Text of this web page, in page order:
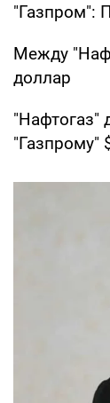
"Газпром":
Между
доллар
"Нафтогаз"
"Газпрому"